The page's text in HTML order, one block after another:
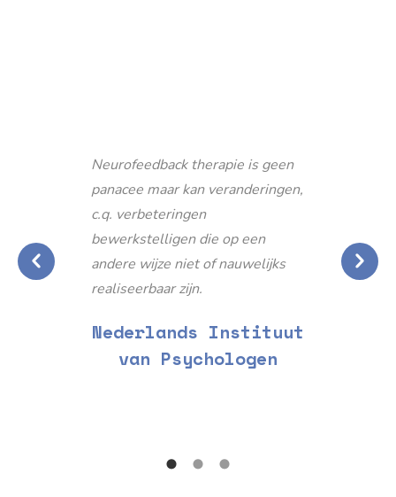
Neurofeedback therapie is geen
panacee maar kan veranderingen,
c.q. verbeteringen
bewerkstelligen die op een
andere wijze niet of nauwelijks
realiseerbaar zijn.
Nederlands Instituut
van Psychologen